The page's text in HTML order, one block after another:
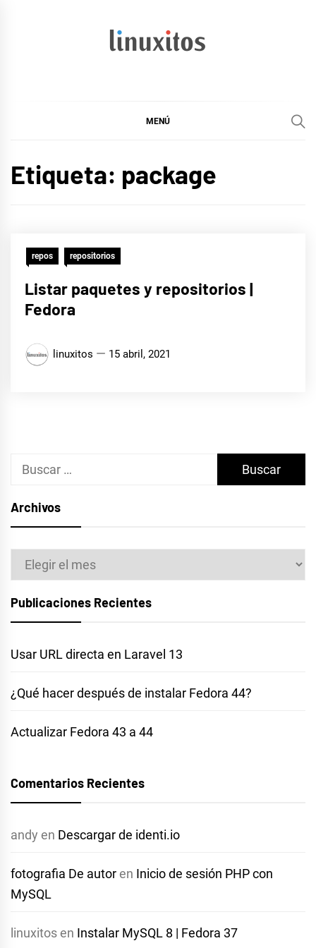
MENÚ
Etiqueta: package
repos repositorios
Listar paquetes y repositorios |
Fedora
linuxitos 15 abril, 2021
Buscar:
Archivos
Archivos
Publicaciones Recientes
Usar URL directa en Laravel 13
¿Qué hacer después de instalar Fedora 44?
Actualizar Fedora 43 a 44
Comentarios Recientes
andy en Descargar de identi.io
fotografia De autor en Inicio de sesión PHP con
MySQL
linuxitos en Instalar MySQL 8 | Fedora 37